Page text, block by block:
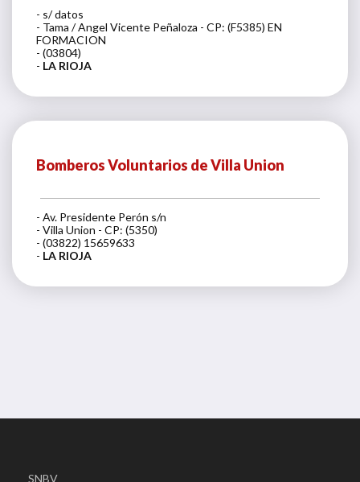
- s/ datos
- Tama / Angel Vicente Peñaloza - CP: (F5385) EN
FORMACION
- (03804)
- LA RIOJA
Bomberos Voluntarios de Villa Union
- Av. Presidente Perón s/n
- Villa Union - CP: (5350)
- (03822) 15659633
- LA RIOJA
SNBV